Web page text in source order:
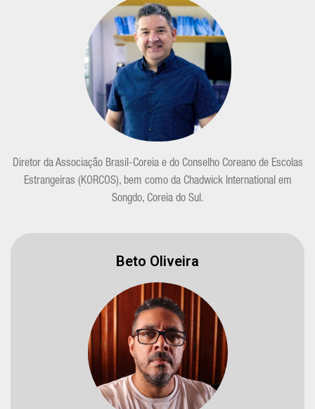
Diretor da Associação Brasil-Coreia e do Conselho Coreano de Escolas
Estrangeiras (KORCOS), bem como da Chadwick International em
Songdo, Coreia do Sul.
Beto Oliveira